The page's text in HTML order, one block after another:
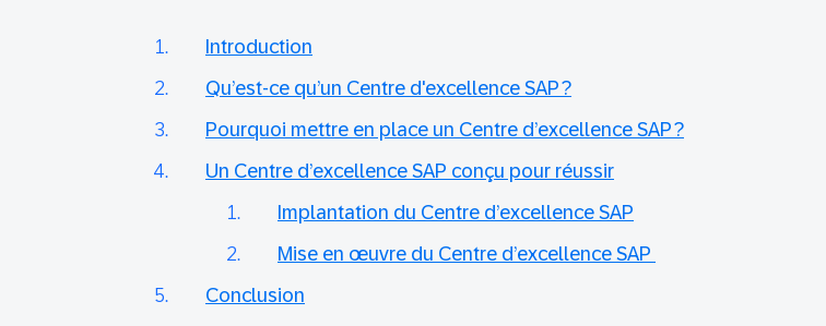
Introduction
Qu’est-ce qu’un Centre d'excellence SAP ?
Pourquoi mettre en place un Centre d’excellence SAP ?
Un Centre d’excellence SAP conçu pour réussir
Implantation du Centre d’excellence SAP
Mise en œuvre du Centre d’excellence SAP
Conclusion